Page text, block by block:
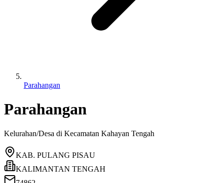
Parahangan
Parahangan
Kelurahan/Desa di Kecamatan Kahayan Tengah
KAB. PULANG PISAU
KALIMANTAN TENGAH